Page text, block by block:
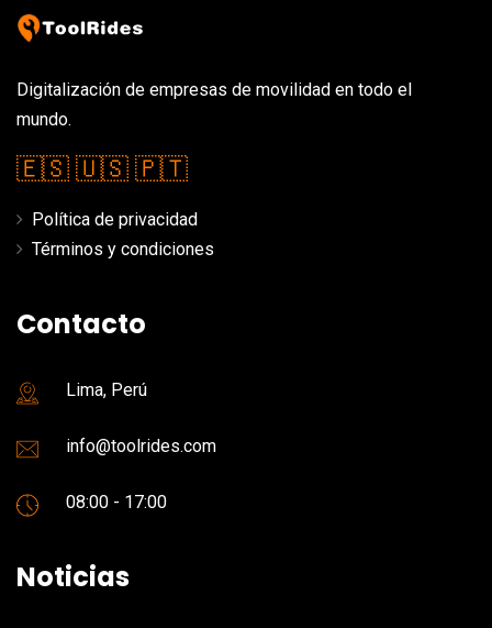
Digitalización de empresas de movilidad en todo el
mundo.
🇪🇸 🇺🇸 🇵🇹
Política de privacidad
Términos y condiciones
Contacto
Lima, Perú
info@toolrides.com
08:00 - 17:00
Noticias